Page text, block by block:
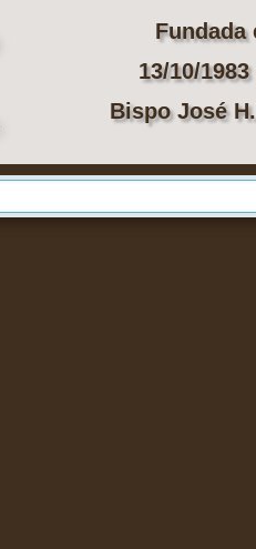
Fundada
13/10/1983
Bispo José